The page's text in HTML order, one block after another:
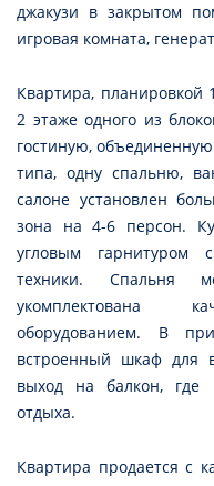
джакузи в закрытом
игровая комната,
Квартира, планировкой
2 этаже одного из
гостиную,
типа, одну спальню,
салоне установлен
зона на 4-6 персон.
угловым гарнитуром
техники. Спальня
укомплектована
оборудованием. В
встроенный шкаф для
выход на балкон, где
отдыха.
Квартира продается с